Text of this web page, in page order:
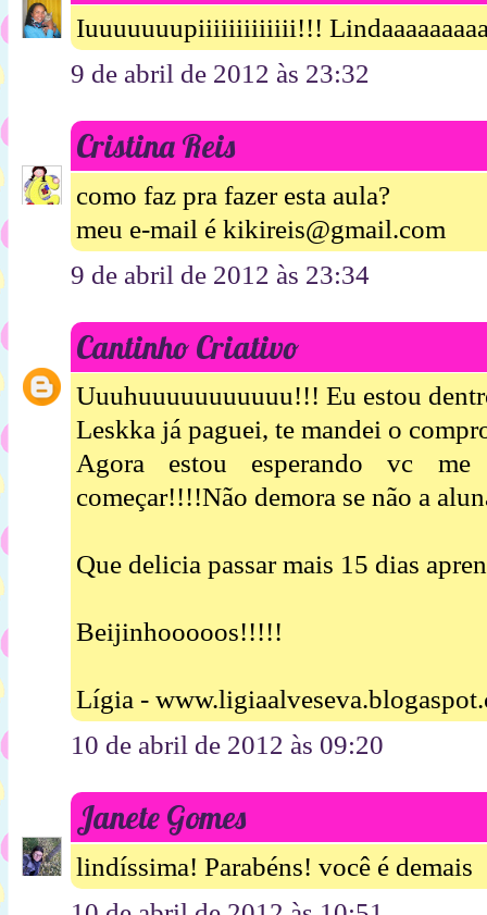
Iuuuuuuupiiiiiiiiiiiii!!!
9 de abril de 2012 às 23:32
Cristina Reis
como faz pra fazer esta aula?
meu e-mail é kikireis@gmail.com
9 de abril de 2012 às 23:34
Cantinho Criativo
Uuuhuuuuuuuuuuu!!! Eu estou
Leskka já paguei, te mandei o
Agora estou esperando vc
começar!!!!Não demora se não a
Que delicia passar mais 15 dias
Beijinhooooos!!!!!
Lígia -
10 de abril de 2012 às 09:20
Janete Gomes
lindíssima! Parabéns! você é demais